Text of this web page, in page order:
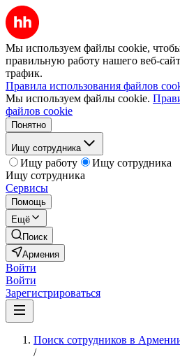
Мы используем файлы cookie,
правильную работу нашего веб-
трафик.
Правила использования файлов
Мы используем файлы cookie.
файлов cookie
Понятно
Ищу сотрудника
Ищу работу
Ищу сотрудника
Ищу сотрудника
Сервисы
Помощь
Ещё
Поиск
Армения
Войти
Войти
Зарегистрироваться
Поиск сотрудников в
/